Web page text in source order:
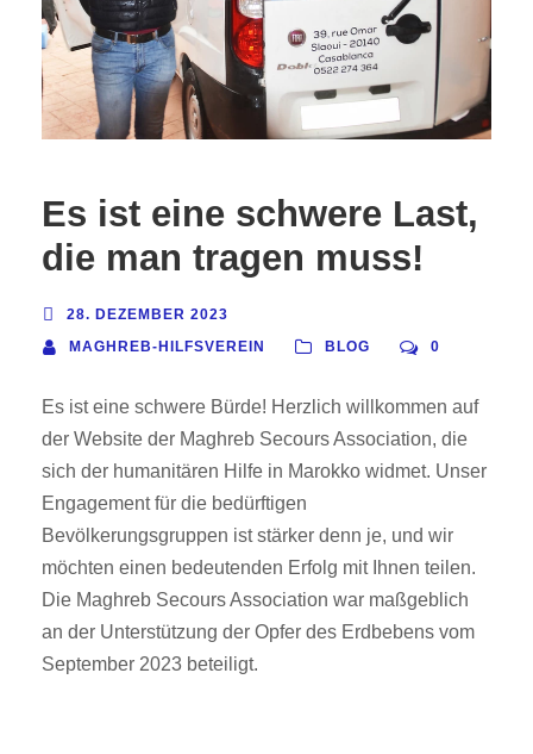
Es ist eine schwere Last,
die man tragen muss!
28. DEZEMBER 2023
MAGHREB-HILFSVEREIN
BLOG 0
Es ist eine schwere Bürde! Herzlich willkommen auf
der Website der Maghreb Secours Association, die
sich der humanitären Hilfe in Marokko widmet. Unser
Engagement für die bedürftigen
Bevölkerungsgruppen ist stärker denn je, und wir
möchten einen bedeutenden Erfolg mit Ihnen teilen.
Die Maghreb Secours Association war maßgeblich
an der Unterstützung der Opfer des Erdbebens vom
September 2023 beteiligt.